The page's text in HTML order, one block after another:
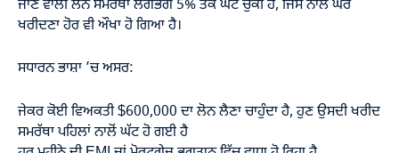
ਜਾਣ ਵਾਲੀ ਲੋਨ ਸਮਰੱਥਾ ਲਗਭਗ 5% ਤੱਕ ਘਟ ਚੁੱਕੀ ਹੈ, ਜਿਸ ਨਾਲ ਘਰ
ਖਰੀਦਣਾ ਹੋਰ ਵੀ ਔਖਾ ਹੋ ਗਿਆ ਹੈ।
ਸਧਾਰਨ ਭਾਸ਼ਾ ’ਚ ਅਸਰ:
ਜੇਕਰ ਕੋਈ ਵਿਅਕਤੀ $600,000 ਦਾ ਲੋਨ ਲੈਣਾ ਚਾਹੁੰਦਾ ਹੈ, ਹੁਣ ਉਸਦੀ ਖਰੀਦ
ਸਮਰੱਥਾ ਪਹਿਲਾਂ ਨਾਲੋਂ ਘੱਟ ਹੋ ਗਈ ਹੈ